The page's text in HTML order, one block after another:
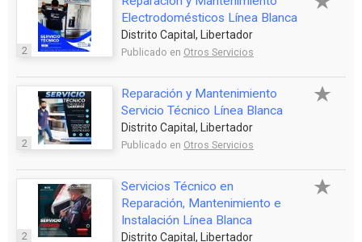
2
Electrodomésticos Línea Blanca
Distrito Capital, Libertador
Publicado en Otros Servicios
2
Reparación y Mantenimiento
Servicio Técnico Línea Blanca
Distrito Capital, Libertador
Publicado en Otros Servicios
2
Servicios Técnico en
Reparación, Mantenimiento e
Instalación Línea Blanca
Distrito Capital, Libertador